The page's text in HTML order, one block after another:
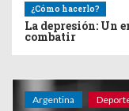
¿Cómo hacerlo?
La depresión: Un
combatir
Argentina